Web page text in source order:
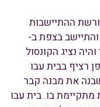
ההתיישבות
בצפת ב-
נציג הקונסול
רציף בבית עבו
שבנה את מבנה קבר
מתקיימת בו. בית עבו